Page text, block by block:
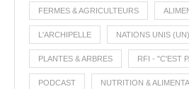
FERMES & AGRICULTEURS
L'ARCHIPELLE NATIONS UNIS (UN)
PLANTES & ARBRES RFI - "C'EST
PODCAST NUTRITION &